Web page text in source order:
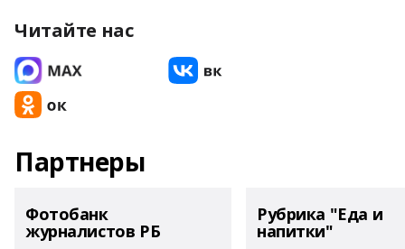
Читайте нас
Партнеры
Фотобанк
журналистов РБ
Рубрика "Еда и
напитки"